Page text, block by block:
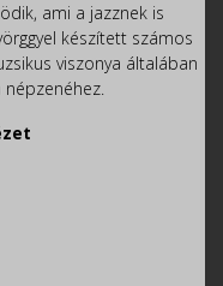
ami a jazznek is
készített számos
viszonya általában
népzenéhez.